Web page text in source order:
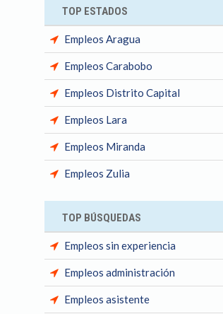
TOP ESTADOS
Empleos Aragua
Empleos Carabobo
Empleos Distrito Capital
Empleos Lara
Empleos Miranda
Empleos Zulia
TOP BÚSQUEDAS
Empleos sin experiencia
Empleos administración
Empleos asistente